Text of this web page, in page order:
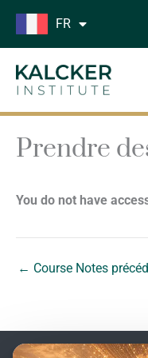
Aller
FR
Prendre
You do not have
← Course Notes